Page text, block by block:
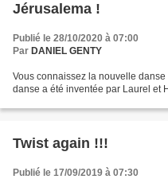
Jérusalema !
Publié le 28/10/2020 à 07:00
Par DANIEL GENTY
Vous connaissez la nouvelle
danse a été inventée par Laurel et
Twist again !!!
Publié le 17/09/2019 à 07:30